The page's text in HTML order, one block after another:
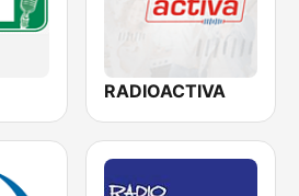
RADIOACTIVA